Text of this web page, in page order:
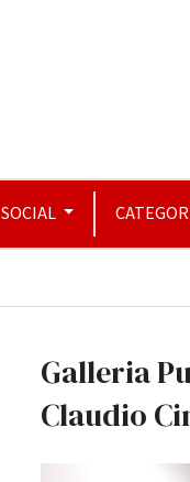
SOCIAL
Galleria
Claudio